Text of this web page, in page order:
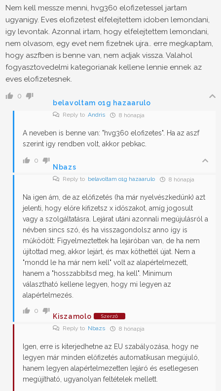
Nem kell messze menni, hvg360 elofizetessel jartam
ugyanigy. Eves elofizetest elfelejtettem idoben lemondani,
igy levontak. Azonnal irtam, hogy elfelejtettem lemondani,
nem olvasom, egy evet nem fizetnek ujra.. erre megkaptam,
hogy aszfben is benne van, nem adjak vissza. Valahol
fogyasztovedelmi kategorianak kellene lennie ennek az
eves elofizetesnek.
0
belavoltam o1g hazaarulo
Reply to Andris 8 hónapja
A neveben is benne van: "hvg360 elofizetes". Ha az aszf
szerint igy rendben volt, akkor pebkac.
0
Nbazs
Reply to belavoltam o1g hazaarulo 8 hónapja
Na igen ám, de az előfizetés (ha már nyelvészkedünk) azt
jelenti, hogy előre kifizetsz x időszakot, amíg jogosult
vagy a szolgáltatásra. Lejárat utáni azonnali megújulásról a
névben sincs szó, és ha visszagondolsz anno így is
működött: Figyelmeztettek ha lejáróban van, de ha nem
újítottad meg, akkor lejárt, és max köthettél újat. Nem a
"mondd le ha már nem kell" volt az alapértelmezett,
hanem a "hosszabbítsd meg, ha kell". Minimum
választható kellene legyen, hogy mi legyen az
alapértelmezés.
0
Kiszamolo Szerző
Reply to Nbazs 8 hónapja
Igen, erre is kiterjedhetne az EU szabályozása, hogy ne
legyen már minden előfizetés automatikusan megújuló,
hanem legyen alapértelmezetten lejáró és esetlegesen
megújítható, ugyanolyan feltételek mellett.